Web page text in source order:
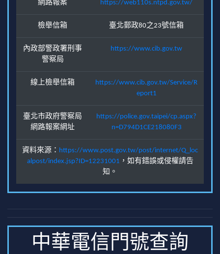
網路報案 https://web110s.ntpd.gov.tw/
檢舉信箱 臺北郵政80之23號信箱
內政部警政署刑事
警察局
https://www.cib.gov.tw
線上檢舉信箱
https://www.cib.gov.tw/Service/R
eport1
臺北市政府警察局
網路報案網址
https://police.gov.taipei/cp.aspx?
n=D794D1CE218080F3
資料來源： https://www.post.gov.tw/post/internet/Q_loc
alpost/index.jsp?ID=12231001 ，如有錯誤或侵權請告
知。
中華電信門號查詢